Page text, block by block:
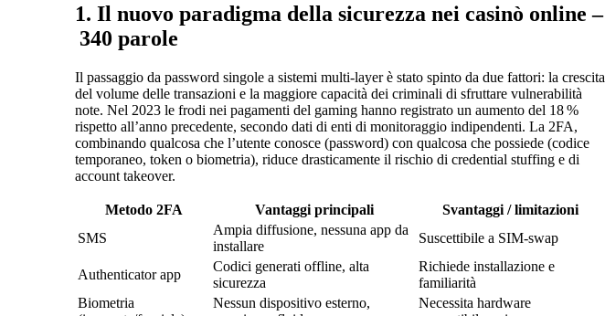
1. Il nuovo paradigma della sicurezza nei casinò online –
340 parole
Il passaggio da password singole a sistemi multi‑layer è stato spinto da due fattori: la crescita
del volume delle transazioni e la maggiore capacità dei criminali di sfruttare vulnerabilità
note. Nel 2023 le frodi nei pagamenti del gaming hanno registrato un aumento del 18 %
rispetto all’anno precedente, secondo dati di enti di monitoraggio indipendenti. La 2FA,
combinando qualcosa che l’utente conosce (password) con qualcosa che possiede (codice
temporaneo, token o biometria), riduce drasticamente il rischio di credential stuffing e di
account takeover.
Metodo 2FA Vantaggi principali
Svantaggi / limitazioni
SMS
Ampia diffusione, nessuna app da
installare
Suscettibile a SIM‑swap
Authenticator app
Codici generati offline, alta
sicurezza
Richiede installazione e
familiarità
Biometria
Nessun dispositivo esterno,
Necessita hardware